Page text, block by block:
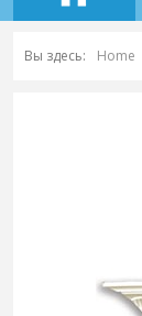
Вы здесь: Home